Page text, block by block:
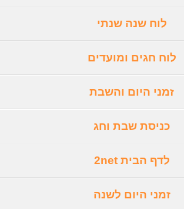
לוח שנה שנתי
לוח חגים ומועדים
זמני היום והשבת
כניסת שבת וחג
לדף הבית 2net
זמני היום לשנה